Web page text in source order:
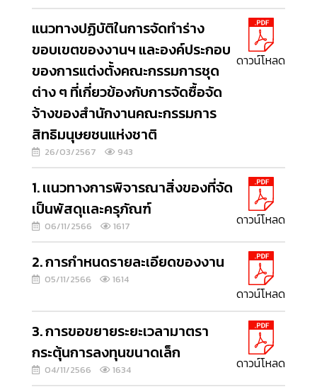
แนวทางปฏิบัติในการจัดทำร่าง
ขอบเขตของงานฯ และองค์ประกอบ
ของการแต่งตั้งคณะกรรมการชุด
ต่าง ๆ ที่เกี่ยวข้องกับการจัดซื้อจัด
จ้างของสำนักงานคณะกรรมการ
สิทธิมนุษยชนแห่งชาติ
26/03/2567 943
ดาวน์โหลด
1. เเนวทางการพิจารณาสิ่งของที่จัด
เป็นพัสดุเเละครุภัณฑ์
06/11/2566 1617 ดาวน์โหลด
2. การกำหนดรายละเอียดของงาน
05/11/2566 1614
ดาวน์โหลด
3. การขอขยายระยะเวลามาตรา
กระตุ้นการลงทุนขนาดเล็ก
04/11/2566 1634 ดาวน์โหลด